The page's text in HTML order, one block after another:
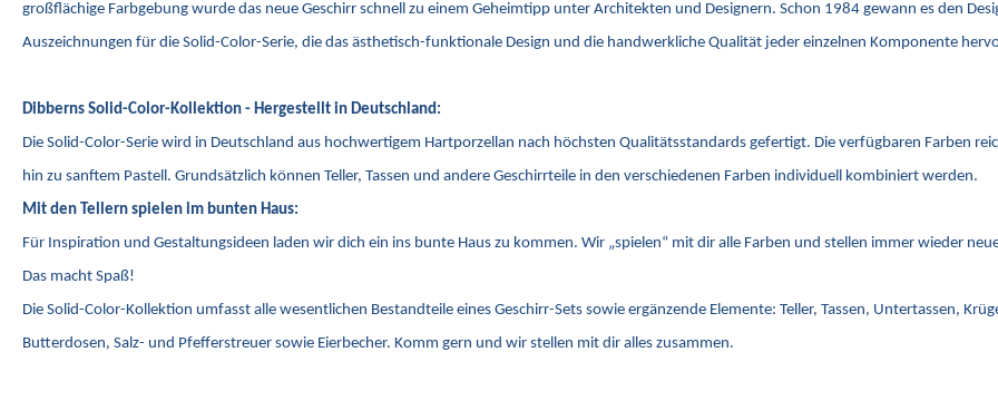
großflächige Farbgebung wurde das neue Geschirr schnell zu einem Geheimtipp unter Architekten und Designern. Schon 1984 gewann es den
Auszeichnungen für die Solid-Color-Serie, die das ästhetisch-funktionale Design und die handwerkliche Qualität jeder einzelnen Komponente
Dibberns Solid-Color-Kollektion - Hergestellt in Deutschland:
Die Solid-Color-Serie wird in Deutschland aus hochwertigem Hartporzellan nach höchsten Qualitätsstandards gefertigt. Die verfügbaren Farben
hin zu sanftem Pastell. Grundsätzlich können Teller, Tassen und andere Geschirrteile in den verschiedenen Farben individuell kombiniert werden.
Mit den Tellern spielen im bunten Haus:
Für Inspiration und Gestaltungsideen laden wir dich ein ins bunte Haus zu kommen. Wir „spielen“ mit dir alle Farben und stellen immer wieder
Das macht Spaß!
Die Solid-Color-Kollektion umfasst alle wesentlichen Bestandteile eines Geschirr-Sets sowie ergänzende Elemente: Teller, Tassen, Untertassen,
Butterdosen, Salz- und Pfefferstreuer sowie Eierbecher. Komm gern und wir stellen mit dir alles zusammen.